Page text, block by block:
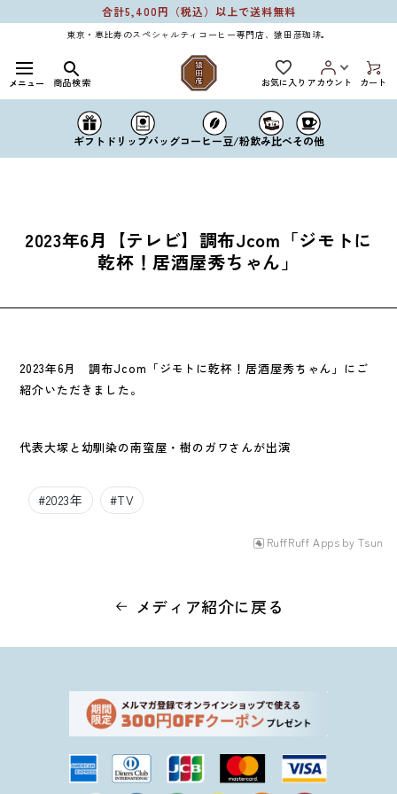
content
合計5,400円（税込）以上で送料無料
東京・恵比寿のスペシャルティコーヒー専門店、猿田彦珈琲。
メニュー 商品検索 お気に入り アカウント カート
ギフト ドリップバッグコーヒー豆/粉飲み比べその他
2023年6月【テレビ】調布Jcom「ジモトに
乾杯！居酒屋秀ちゃん」
2023年6月 調布Jcom「ジモトに乾杯！居酒屋秀ちゃん」にご
紹介いただきました。
代表大塚と幼馴染の南蛮屋・樹のガワさんが出演
#2023年 #TV
RuffRuff Apps by Tsun
メディア紹介に戻る